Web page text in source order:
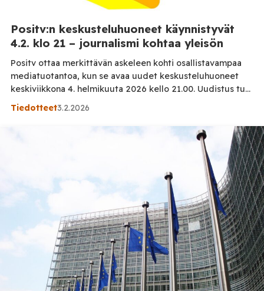
Positv:n keskusteluhuoneet käynnistyvät
4.2. klo 21 – journalismi kohtaa yleisön
Positv ottaa merkittävän askeleen kohti osallistavampaa
mediatuotantoa, kun se avaa uudet keskusteluhuoneet
keskiviikkona 4. helmikuuta 2026 kello 21.00. Uudistus tuo
yleisön lähemmäksi journalismia kuin koskaan aiemmin ja
Keskusteluhuoneiden myötä Positv tarjoaa ohjelmaa heti
alusta lähtien jokaiselle arkipäivälle. Tavoitteena on
rakentaa avoin ja vuorovaikutteinen tila, jossa yleisö ei ole
Tiedotteet3.2.2026